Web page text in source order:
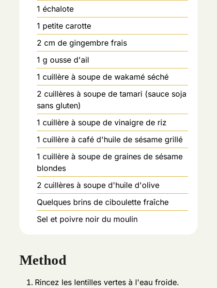
1 échalote
1 petite carotte
2 cm de gingembre frais
1 g ousse d'ail
1 cuillère à soupe de wakamé séché
2 cuillères à soupe de tamari (sauce soja
sans gluten)
1 cuillère à soupe de vinaigre de riz
1 cuillère à café d'huile de sésame grillé
1 cuillère à soupe de graines de sésame
blondes
2 cuillères à soupe d'huile d'olive
Quelques brins de ciboulette fraîche
Sel et poivre noir du moulin
Method
Rincez les lentilles vertes à l'eau froide.